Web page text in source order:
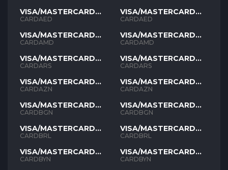
VISA/MASTERCARD
AED
CARDAED
VISA/MASTERCARD
AMD
CARDAMD
VISA/MASTERCARD
ARS
CARDARS
VISA/MASTERCARD
AZN
CARDAZN
VISA/MASTERCARD
BGN
CARDBGN
VISA/MASTERCARD
BRL
CARDBRL
VISA/MASTERCARD
BYN
CARDBYN
VISA/MASTERCARD
AED
CARDAED
VISA/MASTERCARD
AMD
CARDAMD
VISA/MASTERCARD
ARS
CARDARS
VISA/MASTERCARD
AZN
CARDAZN
VISA/MASTERCARD
BGN
CARDBGN
VISA/MASTERCARD
BRL
CARDBRL
VISA/MASTERCARD
BYN
CARDBYN